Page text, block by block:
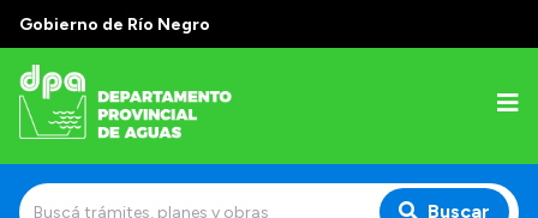
Gobierno de Río Negro
Buscar